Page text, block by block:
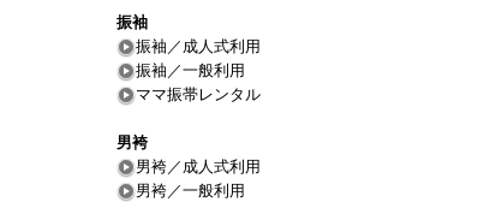
振袖
振袖／成人式利用
振袖／一般利用
ママ振帯レンタル
男袴
男袴／成人式利用
男袴／一般利用